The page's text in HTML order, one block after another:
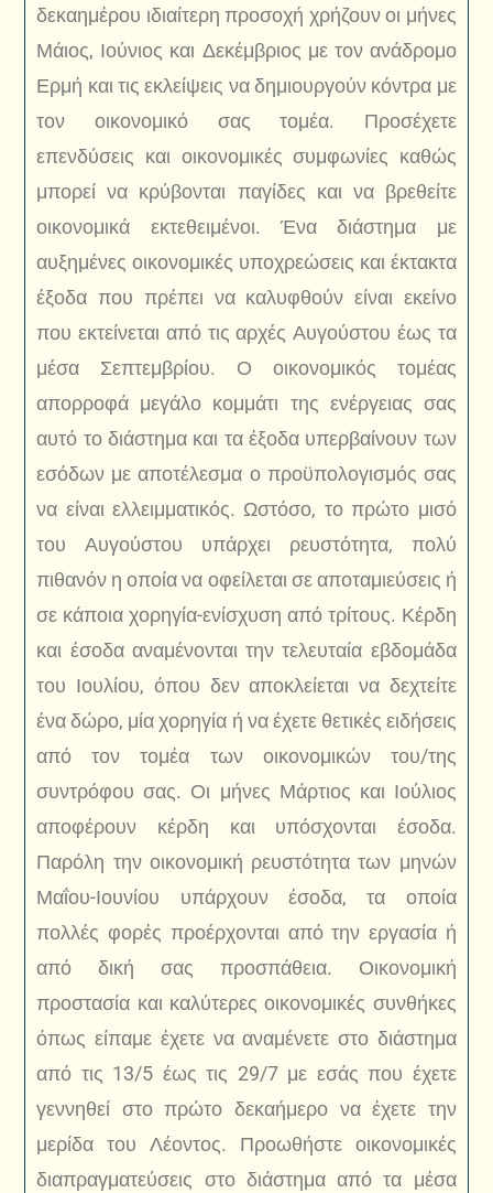
δεκαημέρου ιδιαίτερη προσοχή χρήζουν οι μήνες
Μάιος, Ιούνιος και Δεκέμβριος με τον ανάδρομο
Ερμή και τις εκλείψεις να δημιουργούν κόντρα με
τον οικονομικό σας τομέα. Προσέχετε
επενδύσεις και οικονομικές συμφωνίες καθώς
μπορεί να κρύβονται παγίδες και να βρεθείτε
οικονομικά εκτεθειμένοι. Ένα διάστημα με
αυξημένες οικονομικές υποχρεώσεις και έκτακτα
έξοδα που πρέπει να καλυφθούν είναι εκείνο
που εκτείνεται από τις αρχές Αυγούστου έως τα
μέσα Σεπτεμβρίου. Ο οικονομικός τομέας
απορροφά μεγάλο κομμάτι της ενέργειας σας
αυτό το διάστημα και τα έξοδα υπερβαίνουν των
εσόδων με αποτέλεσμα ο προϋπολογισμός σας
να είναι ελλειμματικός. Ωστόσο, το πρώτο μισό
του Αυγούστου υπάρχει ρευστότητα, πολύ
πιθανόν η οποία να οφείλεται σε αποταμιεύσεις ή
σε κάποια χορηγία-ενίσχυση από τρίτους. Κέρδη
και έσοδα αναμένονται την τελευταία εβδομάδα
του Ιουλίου, όπου δεν αποκλείεται να δεχτείτε
ένα δώρο, μία χορηγία ή να έχετε θετικές ειδήσεις
από τον τομέα των οικονομικών του/της
συντρόφου σας. Οι μήνες Μάρτιος και Ιούλιος
αποφέρουν κέρδη και υπόσχονται έσοδα.
Παρόλη την οικονομική ρευστότητα των μηνών
Μαΐου-Ιουνίου υπάρχουν έσοδα, τα οποία
πολλές φορές προέρχονται από την εργασία ή
από δική σας προσπάθεια. Οικονομική
προστασία και καλύτερες οικονομικές συνθήκες
όπως είπαμε έχετε να αναμένετε στο διάστημα
από τις 13/5 έως τις 29/7 με εσάς που έχετε
γεννηθεί στο πρώτο δεκαήμερο να έχετε την
μερίδα του Λέοντος. Προωθήστε οικονομικές
διαπραγματεύσεις στο διάστημα από τα μέσα